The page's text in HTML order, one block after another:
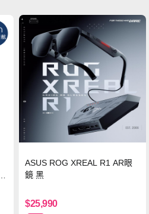
ASUS ROG XREAL R1 AR眼
鏡 黑
$25,990